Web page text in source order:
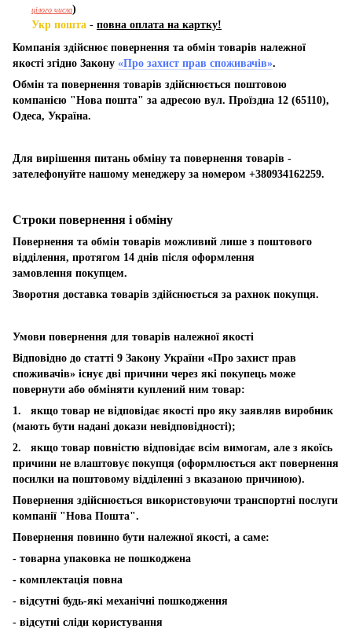
цілого числа)
Укр пошта - повна оплата на картку!
Компанія здійснює повернення та обмін товарів належної
якості згідно Закону «Про захист прав споживачів».
Обмін та повернення товарів здійснюється поштовою
компанією "Нова пошта" за адресою вул. Проїздна 12 (65110),
Одеса, Україна.
Для вирішення питань обміну та повернення товарів -
зателефонуйте нашому менеджеру за номером +380934162259.
Строки повернення і обміну
Повернення та обмін товарів можливий лише з поштового
відділення, протягом 14 днів після оформлення
замовлення покупцем.
Зворотня доставка товарів здійснюється за рахнок покупця.
Умови повернення для товарів належної якості
Відповідно до статті 9 Закону України «Про захист прав
споживачів» існує дві причини через які покупець може
повернути або обміняти куплений ним товар:
1. якщо товар не відповідає якості про яку заявляв виробник
(мають бути надані докази невідповідності);
2. якщо товар повністю відповідає всім вимогам, але з якоїсь
причини не влаштовує покупця (оформлюється акт повернення
посилки на поштовому відділенні з вказаною причиною).
Повернення здійснюється використовуючи транспортні послуги
компанії "Нова Пошта".
Повернення повинно бути належної якості, а саме:
- товарна упаковка не пошкоджена
- комплектація повна
- відсутні будь-які механічні пошкодження
- відсутні сліди користування